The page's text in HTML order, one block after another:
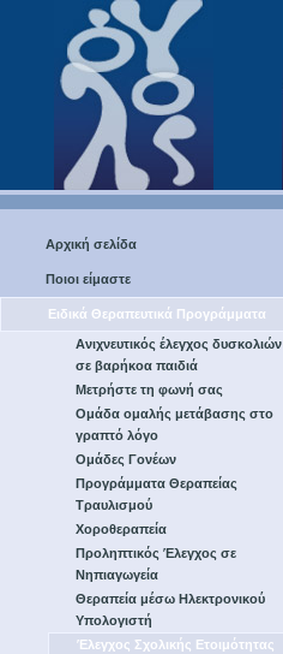
Αρχική σελίδα
Ποιοι είμαστε
Ειδικά Θεραπευτικά Προγράμματα
Ανιχνευτικός έλεγχος δυσκολιών
σε βαρήκοα παιδιά
Μετρήστε τη φωνή σας
Ομάδα ομαλής μετάβασης στο
γραπτό λόγο
Ομάδες Γονέων
Προγράμματα Θεραπείας
Τραυλισμού
Χοροθεραπεία
Προληπτικός Έλεγχος σε
Νηπιαγωγεία
Θεραπεία μέσω Ηλεκτρονικού
Υπολογιστή
Έλεγχος Σχολικής Ετοιμότητας